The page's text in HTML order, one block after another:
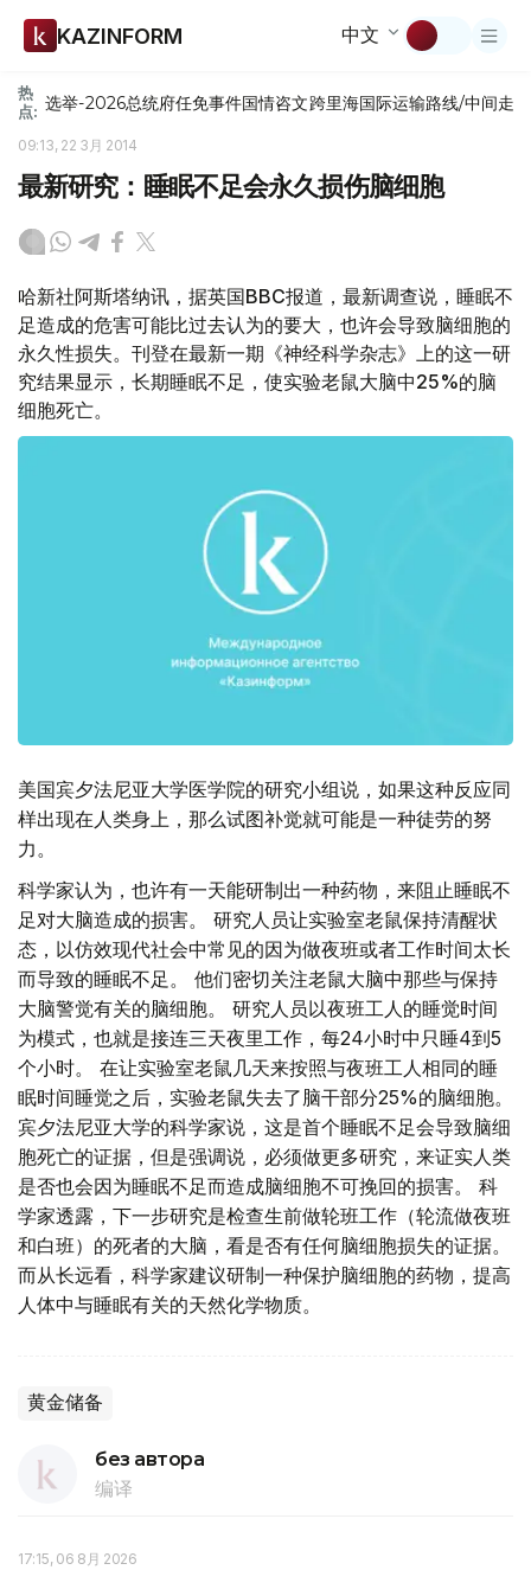
KAZINFORM 中文
热
点: 选举-2026总统府任免事件国情咨文跨里海国际运输路线/中间走廊
09:13, 22 3月 2014
最新研究：睡眠不足会永久损伤脑细胞
哈新社阿斯塔纳讯，据英国BBC报道，最新调查说，睡眠不
足造成的危害可能比过去认为的要大，也许会导致脑细胞的
永久性损失。刊登在最新一期《神经科学杂志》上的这一研
究结果显示，长期睡眠不足，使实验老鼠大脑中25%的脑
细胞死亡。
美国宾夕法尼亚大学医学院的研究小组说，如果这种反应同
样出现在人类身上，那么试图补觉就可能是一种徒劳的努
力。
科学家认为，也许有一天能研制出一种药物，来阻止睡眠不
足对大脑造成的损害。 研究人员让实验室老鼠保持清醒状
态，以仿效现代社会中常见的因为做夜班或者工作时间太长
而导致的睡眠不足。 他们密切关注老鼠大脑中那些与保持
大脑警觉有关的脑细胞。 研究人员以夜班工人的睡觉时间
为模式，也就是接连三天夜里工作，每24小时中只睡4到5
个小时。 在让实验室老鼠几天来按照与夜班工人相同的睡
眠时间睡觉之后，实验老鼠失去了脑干部分25%的脑细胞。
宾夕法尼亚大学的科学家说，这是首个睡眠不足会导致脑细
胞死亡的证据，但是强调说，必须做更多研究，来证实人类
是否也会因为睡眠不足而造成脑细胞不可挽回的损害。 科
学家透露，下一步研究是检查生前做轮班工作（轮流做夜班
和白班）的死者的大脑，看是否有任何脑细胞损失的证据。
而从长远看，科学家建议研制一种保护脑细胞的药物，提高
人体中与睡眠有关的天然化学物质。
黄金储备
без автора
编译
17:15, 06 8月 2026